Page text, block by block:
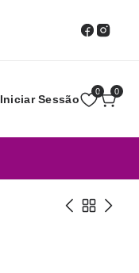
Iniciar Sessão
0 0